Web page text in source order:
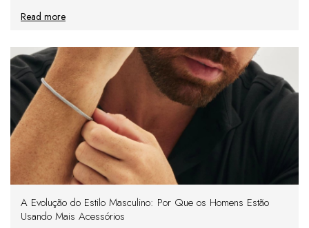
Read more
A Evolução do Estilo Masculino: Por Que os Homens Estão
Usando Mais Acessórios